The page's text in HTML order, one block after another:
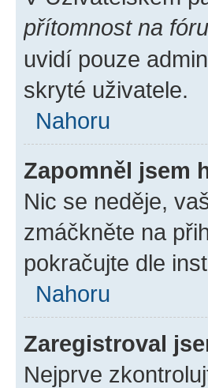
přítomnost na fóru
uvidí pouze
skryté uživatele.
Nahoru
Zapomněl jsem
Nic se neděje,
zmáčkněte na
pokračujte dle
Nahoru
Zaregistroval
Nejprve